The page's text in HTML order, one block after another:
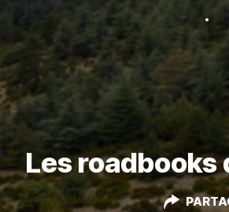
Les roadbooks